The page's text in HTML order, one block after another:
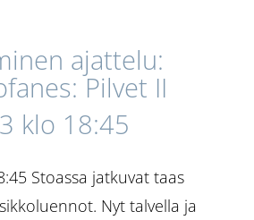
ajattelu:
Pilvet II
klo 18:45
Stoassa jatkuvat taas
Nyt talvella ja